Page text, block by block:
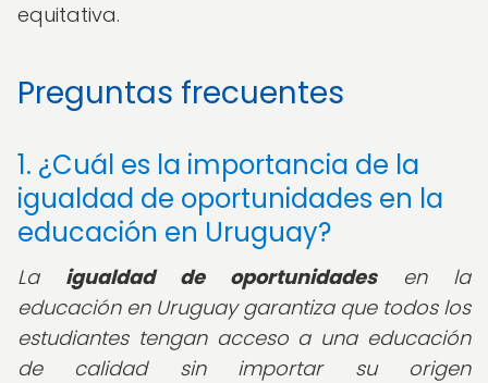
equitativa.
Preguntas frecuentes
1. ¿Cuál es la importancia de la
igualdad de oportunidades en la
educación en Uruguay?
La igualdad de oportunidadesen la
educación en Uruguay garantiza que todos los
estudiantes tengan acceso a una educación
de calidad sin importar su origen